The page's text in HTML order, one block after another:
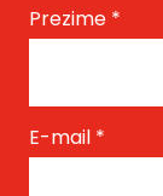
Prezime *
E-mail *